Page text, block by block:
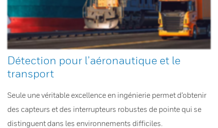
Détection pour l’aéronautique et le
transport
Seule une véritable excellence en ingénierie permet d’obtenir
des capteurs et des interrupteurs robustes de pointe qui se
distinguent dans les environnements difficiles.